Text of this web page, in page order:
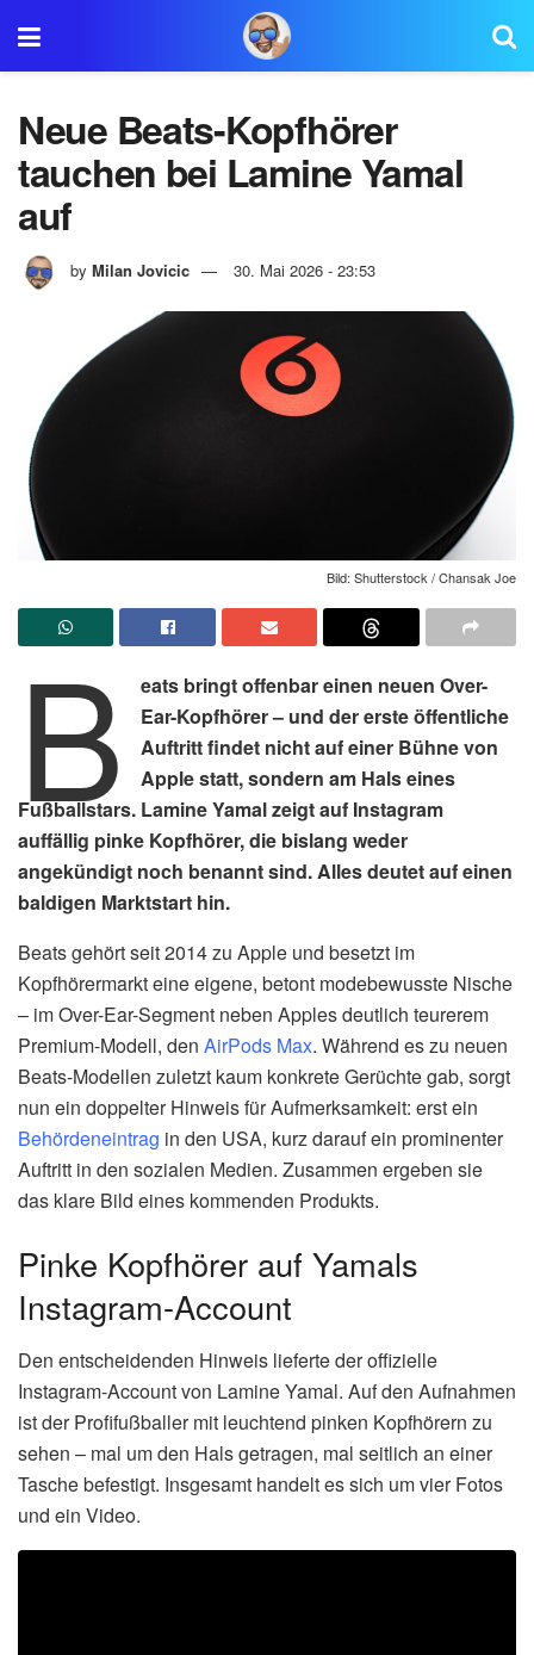
Neue Beats-Kopfhörer
tauchen bei Lamine Yamal
auf
by Milan Jovicic 30. Mai 2026 - 23:53
Bild: Shutterstock / Chansak Joe
B
eats bringt offenbar einen neuen Over-
Ear-Kopfhörer – und der erste öffentliche
Auftritt findet nicht auf einer Bühne von
Apple statt, sondern am Hals eines
Fußballstars. Lamine Yamal zeigt auf Instagram
auffällig pinke Kopfhörer, die bislang weder
angekündigt noch benannt sind. Alles deutet auf einen
baldigen Marktstart hin.
Beats gehört seit 2014 zu Apple und besetzt im
Kopfhörermarkt eine eigene, betont modebewusste Nische
– im Over-Ear-Segment neben Apples deutlich teurerem
Premium-Modell, den AirPods Max. Während es zu neuen
Beats-Modellen zuletzt kaum konkrete Gerüchte gab, sorgt
nun ein doppelter Hinweis für Aufmerksamkeit: erst ein
Behördeneintrag in den USA, kurz darauf ein prominenter
Auftritt in den sozialen Medien. Zusammen ergeben sie
das klare Bild eines kommenden Produkts.
Pinke Kopfhörer auf Yamals
Instagram-Account
Den entscheidenden Hinweis lieferte der offizielle
Instagram-Account von Lamine Yamal. Auf den Aufnahmen
ist der Profifußballer mit leuchtend pinken Kopfhörern zu
sehen – mal um den Hals getragen, mal seitlich an einer
Tasche befestigt. Insgesamt handelt es sich um vier Fotos
und ein Video.